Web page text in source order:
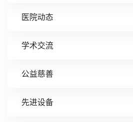
医院动态
学术交流
公益慈善
先进设备